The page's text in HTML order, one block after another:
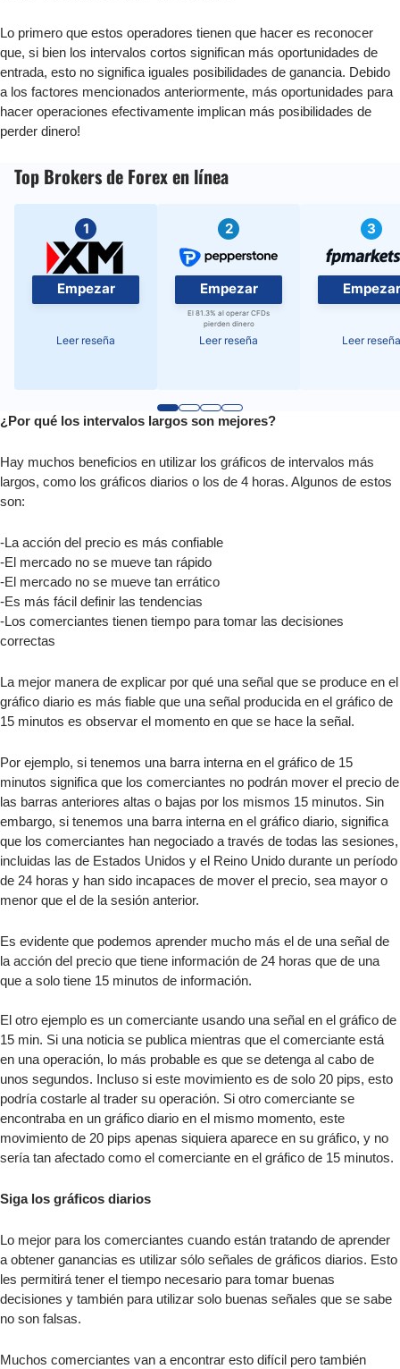
Lo primero que estos operadores tienen que hacer es reconocer
que, si bien los intervalos cortos significan más oportunidades de
entrada, esto no significa iguales posibilidades de ganancia. Debido
a los factores mencionados anteriormente, más oportunidades para
hacer operaciones efectivamente implican más posibilidades de
perder dinero!
Top Brokers de Forex en línea
1
Empezar
Leer reseña
2
Empezar
El 81.3% al operar CFDs
pierden dinero
Leer reseña
3
Empezar
Leer reseña
¿Por qué los intervalos largos son mejores?
Hay muchos beneficios en utilizar los gráficos de intervalos más
largos, como los gráficos diarios o los de 4 horas. Algunos de estos
son:
-La acción del precio es más confiable
-El mercado no se mueve tan rápido
-El mercado no se mueve tan errático
-Es más fácil definir las tendencias
-Los comerciantes tienen tiempo para tomar las decisiones
correctas
La mejor manera de explicar por qué una señal que se produce en el
gráfico diario es más fiable que una señal producida en el gráfico de
15 minutos es observar el momento en que se hace la señal.
Por ejemplo, si tenemos una barra interna en el gráfico de 15
minutos significa que los comerciantes no podrán mover el precio de
las barras anteriores altas o bajas por los mismos 15 minutos. Sin
embargo, si tenemos una barra interna en el gráfico diario, significa
que los comerciantes han negociado a través de todas las sesiones,
incluidas las de Estados Unidos y el Reino Unido durante un período
de 24 horas y han sido incapaces de mover el precio, sea mayor o
menor que el de la sesión anterior.
Es evidente que podemos aprender mucho más el de una señal de
la acción del precio que tiene información de 24 horas que de una
que a solo tiene 15 minutos de información.
El otro ejemplo es un comerciante usando una señal en el gráfico de
15 min. Si una noticia se publica mientras que el comerciante está
en una operación, lo más probable es que se detenga al cabo de
unos segundos. Incluso si este movimiento es de solo 20 pips, esto
podría costarle al trader su operación. Si otro comerciante se
encontraba en un gráfico diario en el mismo momento, este
movimiento de 20 pips apenas siquiera aparece en su gráfico, y no
sería tan afectado como el comerciante en el gráfico de 15 minutos.
Siga los gráficos diarios
Lo mejor para los comerciantes cuando están tratando de aprender
a obtener ganancias es utilizar sólo señales de gráficos diarios. Esto
les permitirá tener el tiempo necesario para tomar buenas
decisiones y también para utilizar solo buenas señales que se sabe
no son falsas.
Muchos comerciantes van a encontrar esto difícil pero también